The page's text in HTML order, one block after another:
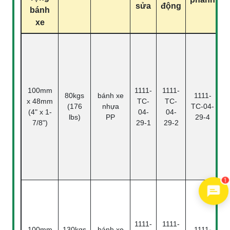
bánh
xe
sửa động
100mm
x 48mm
(4" x 1-
7/8")
80kgs
(176
lbs)
bánh xe
nhựa
PP
1111-
TC-
04-
29-1
1111-
TC-
04-
29-2
1111-
TC-04-
29-4
1111-
1111-
1